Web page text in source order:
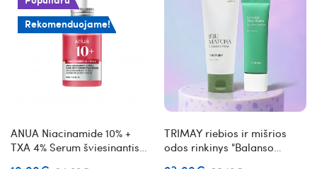
Rekomenduojame!
ANUA Niacinamide 10% +
TXA 4% Serum šviesinantis
TRIMAY riebios ir mišrios
odos rinkinys "Balanso